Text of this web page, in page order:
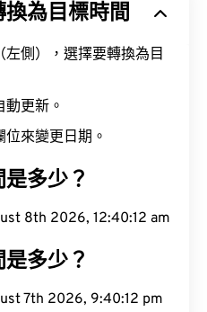
為目標時間
側），選擇要轉換為目
更新。
來變更日期。
多少？
8th 2026, 12:40:13 am
多少？
7th 2026, 9:40:13 pm